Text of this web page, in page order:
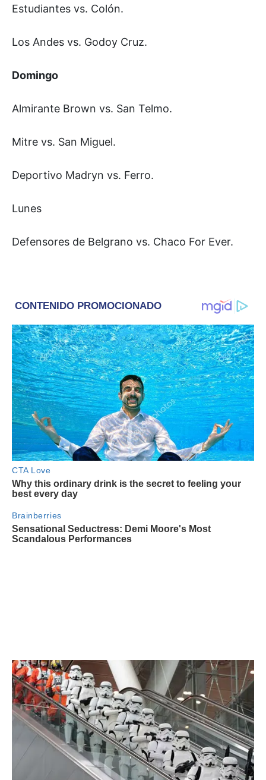
Estudiantes vs. Colón.
Los Andes vs. Godoy Cruz.
Domingo
Almirante Brown vs. San Telmo.
Mitre vs. San Miguel.
Deportivo Madryn vs. Ferro.
Lunes
Defensores de Belgrano vs. Chaco For Ever.